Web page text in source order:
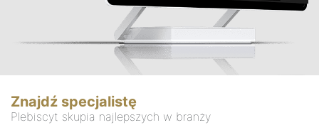
Znajdź specjalistę
Plebiscyt skupia najlepszych w branży